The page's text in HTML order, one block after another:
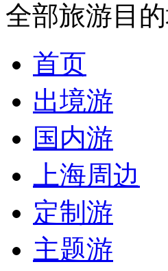
全部旅游目
首页
出境游
国内游
上海周边
定制游
主题游